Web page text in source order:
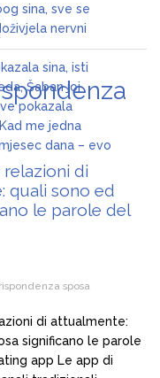
sina, sve se
nervni
sina, isti
Šaban joj
pokazala
me jedna
dana – evo
di
quali sono ed
le parole del
sposa
di attualmente:
significano le parole
app Le app di